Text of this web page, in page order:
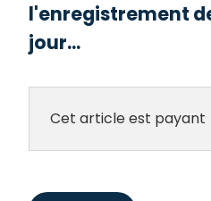
l'enregistrement
jour...
Cet article est payant